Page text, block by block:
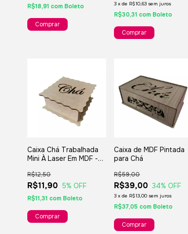
R$18,91 com Boleto 3 xde R$10,63 sem juros
R$30,31 com Boleto
Caixa Chá Trabalhada
Mini À Laser Em MDF -
Chá -12x12x07cm.
R$11,90
R$12,50
5% OFF
R$11,31 com Boleto
Caixa de MDF Pintada
para Chá
R$39,00
R$59,00
34% OFF
3 xde R$13,00 sem juros
R$37,05 com Boleto